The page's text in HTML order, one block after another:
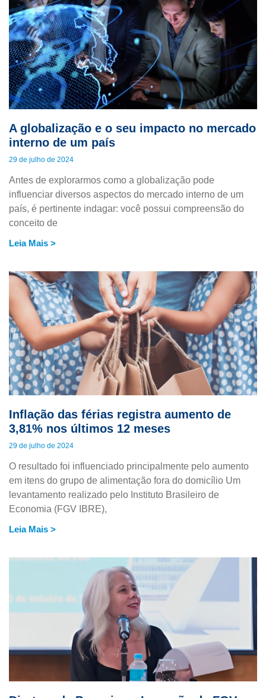
A globalização e o seu impacto no mercado
interno de um país
29 de julho de 2024
Antes de explorarmos como a globalização pode
influenciar diversos aspectos do mercado interno de um
país, é pertinente indagar: você possui compreensão do
conceito de
Leia Mais >
Inflação das férias registra aumento de
3,81% nos últimos 12 meses
29 de julho de 2024
O resultado foi influenciado principalmente pelo aumento
em itens do grupo de alimentação fora do domicílio Um
levantamento realizado pelo Instituto Brasileiro de
Economia (FGV IBRE),
Leia Mais >